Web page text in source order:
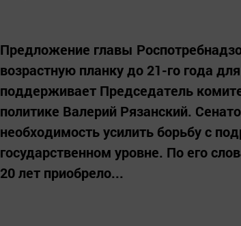
Предложение главы
возрастную планку до 21-го года
поддерживает Председатель
политике Валерий Рязанский.
необходимость усилить борьбу с
государственном уровне. По его
20 лет приобрело...